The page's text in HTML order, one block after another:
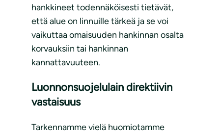
hankkineet todennäköisesti tietävät,
että alue on linnuille tärkeä ja se voi
vaikuttaa omaisuuden hankinnan osalta
korvauksiin tai hankinnan
kannattavuuteen.
Luonnonsuojelulain direktiivin
vastaisuus
Tarkennamme vielä huomiotamme